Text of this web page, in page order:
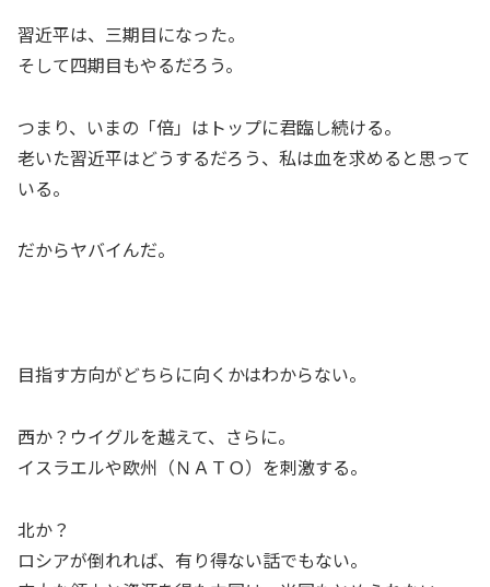
習近平は、三期目になった。
そして四期目もやるだろう。
つまり、いまの「倍」はトップに君臨し続ける。
老いた習近平はどうするだろう、私は血を求めると思って
いる。
だからヤバイんだ。
目指す方向がどちらに向くかはわからない。
西か？ウイグルを越えて、さらに。
イスラエルや欧州（ＮＡＴＯ）を刺激する。
北か？
ロシアが倒れれば、有り得ない話でもない。